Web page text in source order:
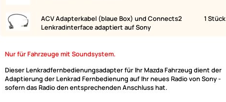
ACV Adapterkabel (blaue Box) und Connects2
Lenkradinterface adaptiert auf Sony
1 Stück
Nur für Fahrzeuge mit Soundsystem.
Dieser Lenkradfernbedienungsadapter für Ihr Mazda Fahrzeug dient der
Adaptierung der Lenkrad Fernbedienung auf Ihr neues Radio von Sony -
sofern das Radio den entsprechenden Anschluss hat.